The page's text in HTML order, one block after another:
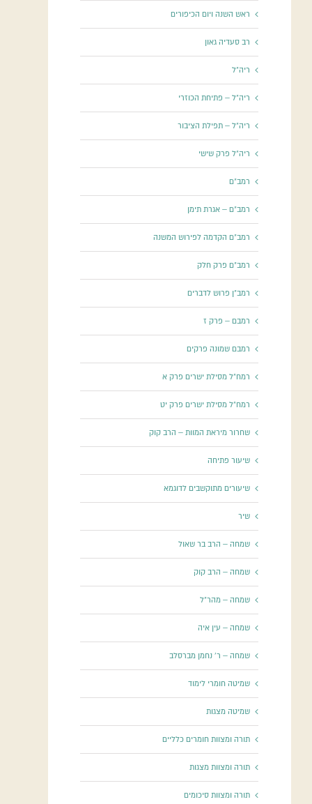
ראש השנה ויום הכיפורים
רב סעדיה גאון
ריה"ל
ריה"ל – פתיחת הכוזרי
ריה"ל – תפילת הציבור
ריה"ל פרק שישי
רמב"ם
רמב"ם – אגרת תימן
רמב"ם הקדמה לפירוש המשנה
רמב"ם פרק חלק
רמב"ן פרוש לדברים
רמבם – פרק ז
רמבם שמונה פרקים
רמח"ל מסילת ישרים פרק א
רמח"ל מסילת ישרים פרק יט
שחרור מיראת המוות – הרב קוק
שיעור פתיחה
שיעורים מתוקשבים לדוגמא
שיר
שמחה – הרב בר שאול
שמחה – הרב קוק
שמחה – מהר"ל
שמחה – עין איה
שמחה – ר' נחמן מברסלב
שמיטה חומרי לימוד
שמיטה מצגות
תורה ומצוות חומרים כלליים
תורה ומצוות מצגות
תורה ומצוות סיכומים